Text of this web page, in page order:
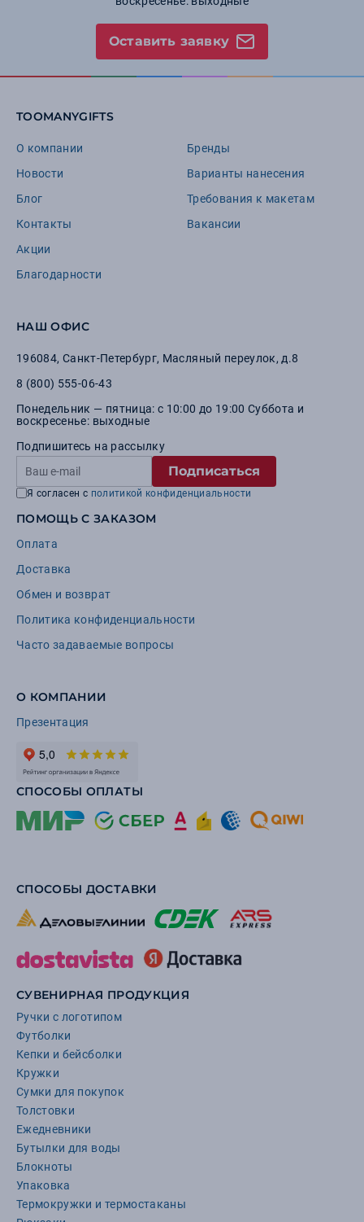
Оставить заявку
TOOMANYGIFTS
О компании
Новости
Блог
Контакты
Акции
Благодарности
Бренды
Варианты нанесения
Требования к макетам
Вакансии
НАШ ОФИС
196084, Санкт-Петербург, Масляный переулок, д.8
8 (800) 555-06-43
Понедельник — пятница: с 10:00 до 19:00 Суббота и
воскресенье: выходные
Подпишитесь на рассылку
Подписаться
Я согласен с политикой конфиденциальности
ПОМОЩЬ С ЗАКАЗОМ
Оплата
Доставка
Обмен и возврат
Политика конфиденциальности
Часто задаваемые вопросы
О КОМПАНИИ
Презентация
СПОСОБЫ ОПЛАТЫ
СПОСОБЫ ДОСТАВКИ
СУВЕНИРНАЯ ПРОДУКЦИЯ
Ручки с логотипом
Футболки
Кепки и бейсболки
Кружки
Сумки для покупок
Толстовки
Ежедневники
Бутылки для воды
Блокноты
Упаковка
Термокружки и термостаканы